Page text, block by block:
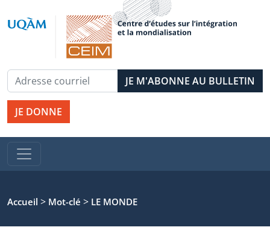
JE DONNE
Accueil > Mot-clé > LE MONDE